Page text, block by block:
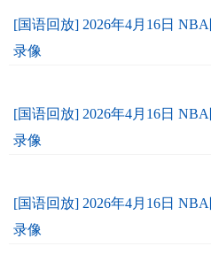
[国语回放] 2026年4月16日
录像
[国语回放] 2026年4月16日
录像
[国语回放] 2026年4月16日
录像